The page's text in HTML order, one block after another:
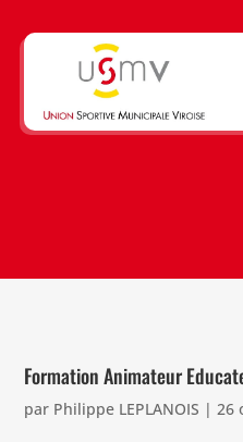
Formation Animateur
par Philippe LEPLANOIS |26